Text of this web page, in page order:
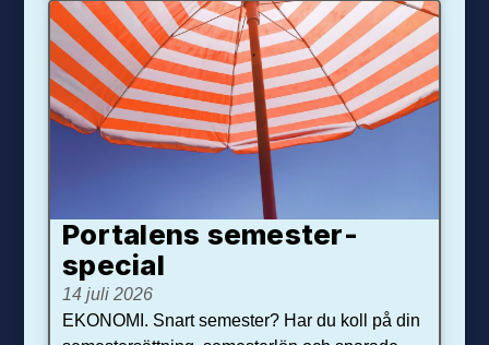
Portalens semester­
special
14 juli 2026
EKONOMI. Snart semester? Har du koll på din